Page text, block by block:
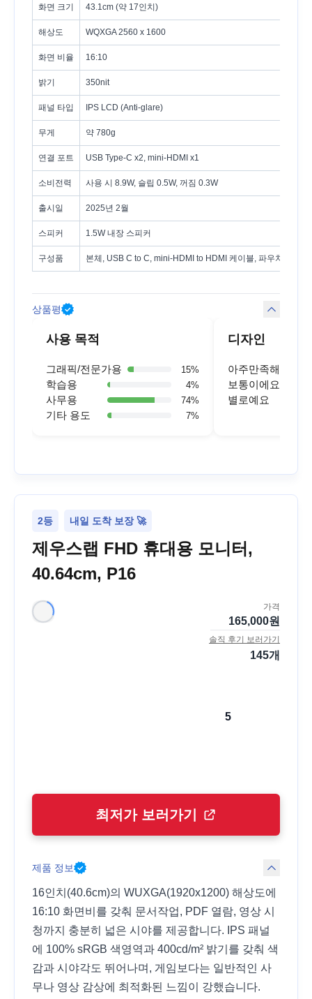
화면 크기 43.1cm (약 17인치)
해상도 WQXGA 2560 x 1600
화면 비율 16:10
밝기 350nit
패널 타입 IPS LCD (Anti-glare)
무게 약 780g
연결 포트 USB Type-C x2, mini-HDMI x1
소비전력 사용 시 8.9W, 슬립 0.5W, 꺼짐 0.3W
출시일 2025년 2월
스피커 1.5W 내장 스피커
구성품 본체, USB C to C, mini-HDMI to HDMI 케이블, 파우치 등
상품평
사용 목적
그래픽/전문가용 15%
학습용 4%
사무용 74%
기타 용도 7%
디자인
아주만족해요
보통이에요
별로예요
2등 내일 도착 보장 🚀
제우스랩 FHD 휴대용 모니터,
40.64cm, P16
가격
165,000원
솔직 후기 보러가기
145개
5
최저가 보러가기
제품 정보
16인치(40.6cm)의 WUXGA(1920x1200) 해상도에
16:10 화면비를 갖춰 문서작업, PDF 열람, 영상 시
청까지 충분히 넓은 시야를 제공합니다. IPS 패널
에 100% sRGB 색영역과 400cd/m² 밝기를 갖춰 색
감과 시야각도 뛰어나며, 게임보다는 일반적인 사
무나 영상 감상에 최적화된 느낌이 강했습니다.